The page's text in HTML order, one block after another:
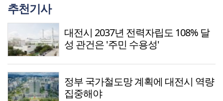
추천기사
대전시 2037년 전력자립도 108% 달
성 관건은 '주민 수용성'
정부 국가철도망 계획에 대전시 역량
집중해야